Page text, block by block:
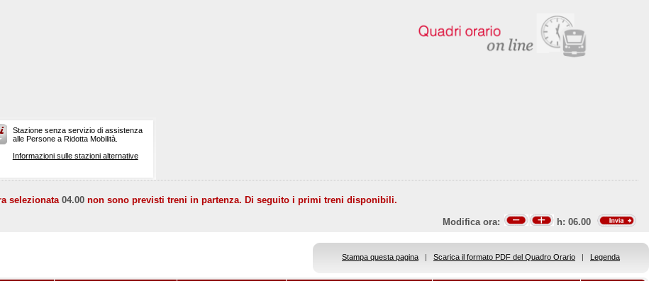
Stazione senza servizio di assistenza
alle Persone a Ridotta Mobilità.
Informazioni sulle stazioni alternative
selezionata04.00 non sono previsti treni in partenza. Di seguito i primi treni disponibili.
Modifica ora: h: 06.00
Stampa questa pagina | Scarica il formato PDF del Quadro Orario | Legenda